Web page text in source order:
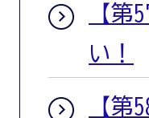
【第
い！
【第